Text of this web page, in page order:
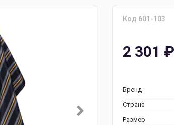
Код 601-103
2 301 ₽
Бренд
Страна
Размер